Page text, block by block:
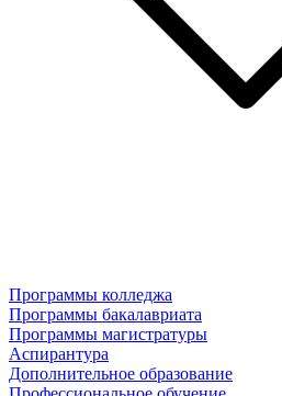
Программы колледжа
Программы бакалавриата
Программы магистратуры
Аспирантура
Дополнительное образование